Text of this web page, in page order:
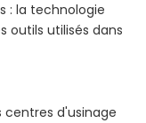
: la technologie
outils utilisés dans
centres d'usinage